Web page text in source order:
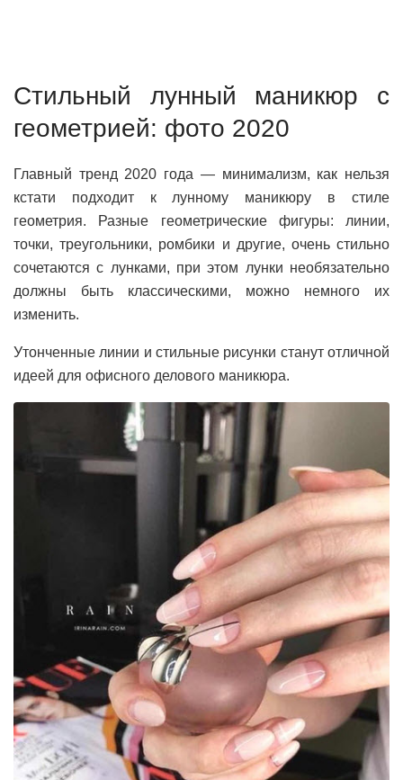
Стильный лунный маникюр с
геометрией: фото 2020
Главный тренд 2020 года — минимализм, как нельзя
кстати подходит к лунному маникюру в стиле
геометрия. Разные геометрические фигуры: линии,
точки, треугольники, ромбики и другие, очень стильно
сочетаются с лунками, при этом лунки необязательно
должны быть классическими, можно немного их
изменить.
Утонченные линии и стильные рисунки станут отличной
идеей для офисного делового маникюра.